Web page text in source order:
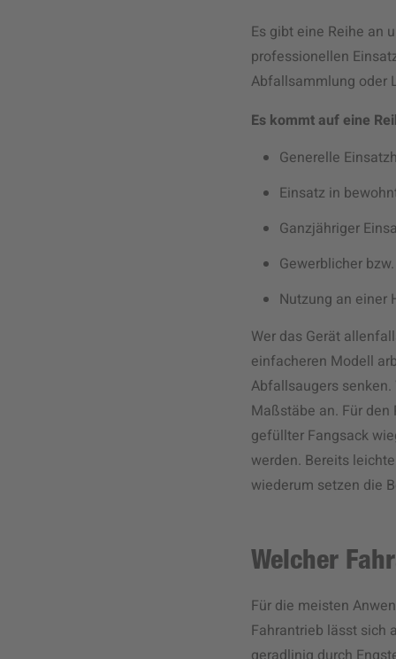
Es gibt eine Reihe an
professionellen
Abfallsammlung oder
Es kommt auf eine
Generelle
Einsatz in
Ganzjähriger
Gewerblicher
Nutzung an einer
Wer das Gerät
einfacheren Modell
Abfallsaugers
Maßstäbe an. Für
gefüllter Fangsack
werden. Bereits
wiederum setzen die
Welcher
Für die meisten
Fahrantrieb lässt sich